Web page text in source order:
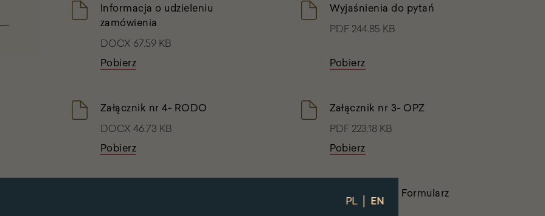
PL | EN
Informacja o udzieleniu
zamówienia
DOCX 67.59 KB
Pobierz
Wyjaśnienia do pytań
PDF 244.85 KB
Pobierz
Załącznik nr 4- RODO
DOCX 46.73 KB
Pobierz
Załącznik nr 3- OPZ
PDF 223.18 KB
Pobierz
Załącznik nr 1- Formularz
oferty